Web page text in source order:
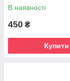
В наявності
450 ₴
Купити